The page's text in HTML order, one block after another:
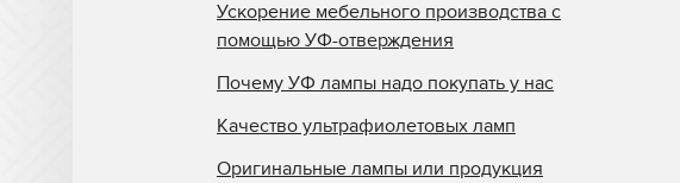
Ускорение мебельного производства с
помощью УФ-отверждения
Почему УФ лампы надо покупать у нас
Качество ультрафиолетовых ламп
Оригинальные лампы или продукция